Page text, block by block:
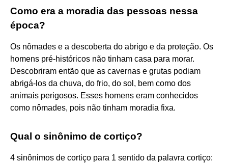
Como era a moradia das pessoas nessa
época?
Os nômades e a descoberta do abrigo e da proteção. Os
homens pré-históricos não tinham casa para morar.
Descobriram então que as cavernas e grutas podiam
abrigá-los da chuva, do frio, do sol, bem como dos
animais perigosos. Esses homens eram conhecidos
como nômades, pois não tinham moradia fixa.
Qual o sinônimo de cortiço?
4 sinônimos de cortiço para 1 sentido da palavra cortiço: